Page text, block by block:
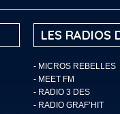
LES RADIOS
- MICROS REBELLES
- MEET FM
- RADIO 3 DES
- RADIO GRAF’HIT